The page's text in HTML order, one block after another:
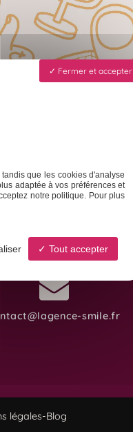
Graphisme & Design
smile.fr
légales-Blog
Fermer et accepter
que les cookies d'analyse
adaptée à vos préférences et
notre politique. Pour plus
Tout accepter